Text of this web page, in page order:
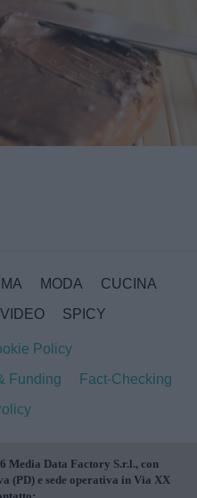
MODA
CUCINA
SPICY
Policy
Funding
Fact-Checking
Media Data Factory S.r.l., con
(PD) e sede operativa in Via XX